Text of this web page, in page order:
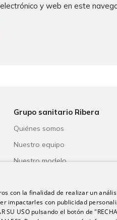
y web en este
Grupo sanitario Ribera
Quiénes somos
Nuestro equipo
Nuestro modelo
Salud Responsable
con la finalidad de realizar un
impactarles con publicidad
USO pulsando el botón de